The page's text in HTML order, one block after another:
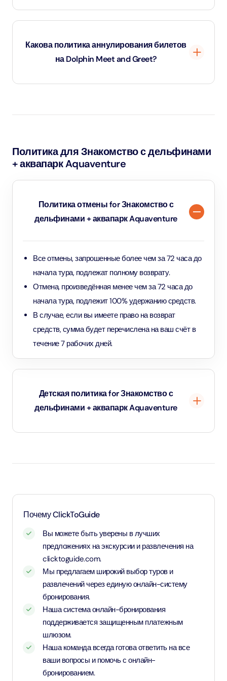
Личная фотосъемка во время общения с дельфинами
фотографы делают снимки, которые можно
приобрести после экскурсии.
Какова политика аннулирования билетов
на Dolphin Meet and Greet?
Политика для Знакомство с дельфинами
+ аквапарк Aquaventure
Политика отмены for Знакомство с
дельфинами + аквапарк Aquaventure
Все отмены, запрошенные более чем за 72 часа до
начала тура, подлежат полному возврату.
Отмена, произведённая менее чем за 72 часа до
начала тура, подлежит 100% удержанию средств.
В случае, если вы имеете право на возврат
средств, сумма будет перечислена на ваш счёт в
течение 7 рабочих дней.
Детская политика for Знакомство с
дельфинами + аквапарк Aquaventure
Почему ClickToGuide
Вы можете быть уверены в лучших
предложениях на экскурсии и развлечения на
clicktoguide.com.
Мы предлагаем широкий выбор туров и
развлечений через единую онлайн-систему
бронирования.
Наша система онлайн-бронирования
поддерживается защищенным платежным
шлюзом.
Наша команда всегда готова ответить на все
ваши вопросы и помочь с онлайн-
бронированием.